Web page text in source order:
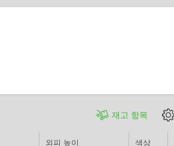
재고 항목
외피 높이 색상